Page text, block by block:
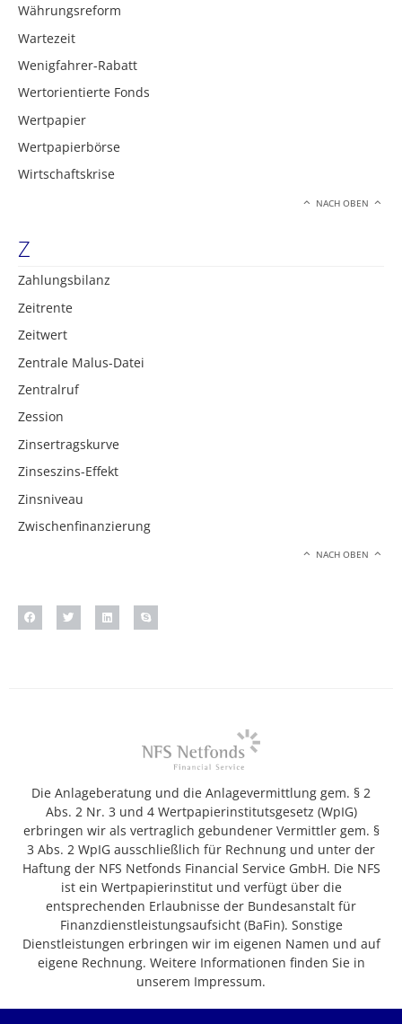
Währungsreform
Wartezeit
Wenigfahrer-Rabatt
Wertorientierte Fonds
Wertpapier
Wertpapierbörse
Wirtschaftskrise
NACH OBEN
Z
Zahlungsbilanz
Zeitrente
Zeitwert
Zentrale Malus-Datei
Zentralruf
Zession
Zinsertragskurve
Zinseszins-Effekt
Zinsniveau
Zwischenfinanzierung
NACH OBEN
Die Anlageberatung und die Anlagevermittlung gem. § 2
Abs. 2 Nr. 3 und 4 Wertpapierinstitutsgesetz (WpIG)
erbringen wir als vertraglich gebundener Vermittler gem. §
3 Abs. 2 WpIG ausschließlich für Rechnung und unter der
Haftung der NFS Netfonds Financial Service GmbH. Die NFS
ist ein Wertpapierinstitut und verfügt über die
entsprechenden Erlaubnisse der Bundesanstalt für
Finanzdienstleistungsaufsicht (BaFin). Sonstige
Dienstleistungen erbringen wir im eigenen Namen und auf
eigene Rechnung. Weitere Informationen finden Sie in
unserem Impressum.